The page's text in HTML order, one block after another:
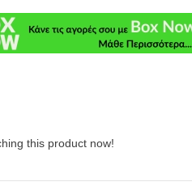
this product now!